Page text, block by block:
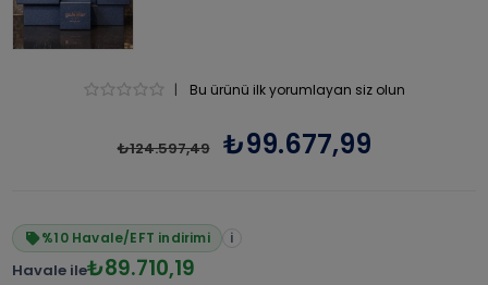
| Bu ürünü ilk yorumlayan siz olun
₺124.597,49 ₺99.677,99
%10 Havale/EFT indirimi i
Havale ile₺89.710,19